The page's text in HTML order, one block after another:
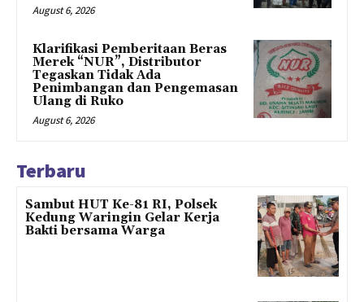
August 6, 2026
Klarifikasi Pemberitaan Beras
Merek “NUR”, Distributor
Tegaskan Tidak Ada
Penimbangan dan Pengemasan
Ulang di Ruko
August 6, 2026
Terbaru
Sambut HUT Ke-81 RI, Polsek
Kedung Waringin Gelar Kerja
Bakti bersama Warga